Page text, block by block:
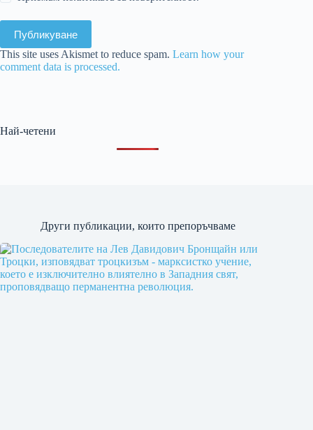
Публикуване
This site uses Akismet to reduce spam. Learn how your
comment data is processed.
Най-четени
Други публикации, които препоръчваме